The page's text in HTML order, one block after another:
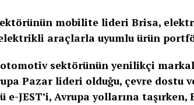
mobilite lideri Brisa,
araçlarla uyumlu ürün
sektörünün yenilikçi
Pazar lideri olduğu, çevre dostu
e-JEST’i, Avrupa yollarına